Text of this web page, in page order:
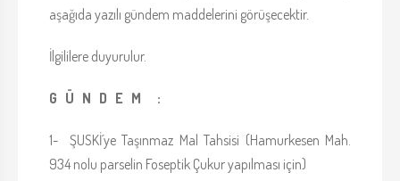
aşağıda yazılı gündem maddelerini görüşecektir.
İlgililere duyurulur.
G Ü N D E M :
1- ŞUSKİ´ye Taşınmaz Mal Tahsisi (Hamurkesen Mah.
934 nolu parselin Foseptik Çukur yapılması için)